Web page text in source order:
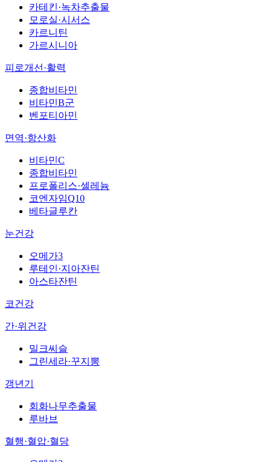
카테킨·녹차추출물
모로실·시서스
카르니틴
가르시니아
피로개선·활력
종합비타민
비타민B군
벤포티아민
면역·항산화
비타민C
종합비타민
프로폴리스·셀레늄
코엔자임Q10
베타글루칸
눈건강
오메가3
루테인·지아잔틴
아스타잔틴
코건강
간·위건강
밀크씨슬
그린세라·꾸지뽕
갱년기
회화나무추출물
루바브
혈행·혈압·혈당